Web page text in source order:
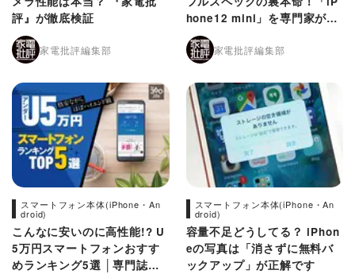
評』が徹底検証
家電批評編集部
hone12 mini」を専門家がチ
ェック
家電批評編集部
スマートフォン本体(iPhone・An
droid)
こんなに安いのに高性能!? U
5万円スマートフォンおすす
めランキング5選 │専門誌
スマートフォン本体(iPhone・An
droid)
容量不足どうしてる？ iPhon
eの写真は「消さずに無料バ
ックアップ」が正解です